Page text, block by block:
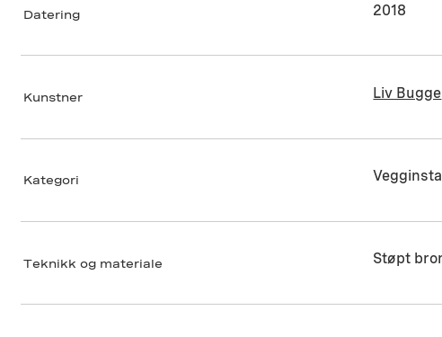
Datering 2018
Kunstner Liv Bugge
Kategori
Teknikk og materiale Støpt